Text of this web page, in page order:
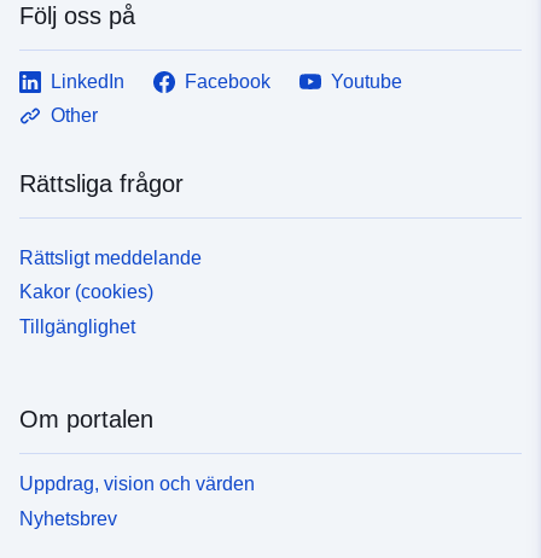
Följ oss på
LinkedIn Facebook
Youtube
Other
Rättsliga frågor
Rättsligt meddelande
Kakor (cookies)
Tillgänglighet
Om portalen
Uppdrag, vision och värden
Nyhetsbrev